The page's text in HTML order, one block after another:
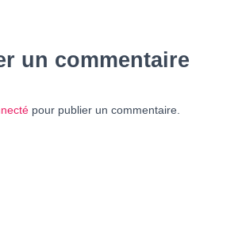
un commentaire
pour publier un commentaire.